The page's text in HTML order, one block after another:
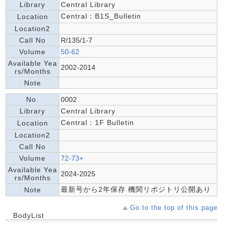
Library
Central Library
Location
Central：B1S_Bulletin
Location2
Call No
R/135/1-7
Volume
50-62
Available Yea
rs/Months
2002-2014
Note
No.
0002
Library
Central Library
Location
Central：1F Bulletin
Location2
Call No
Volume
72-73+
Available Yea
rs/Months
2024-2025
Note
最新号から2年保存 機関リポジトリ公開あり
Go to the top of this page
BodyList